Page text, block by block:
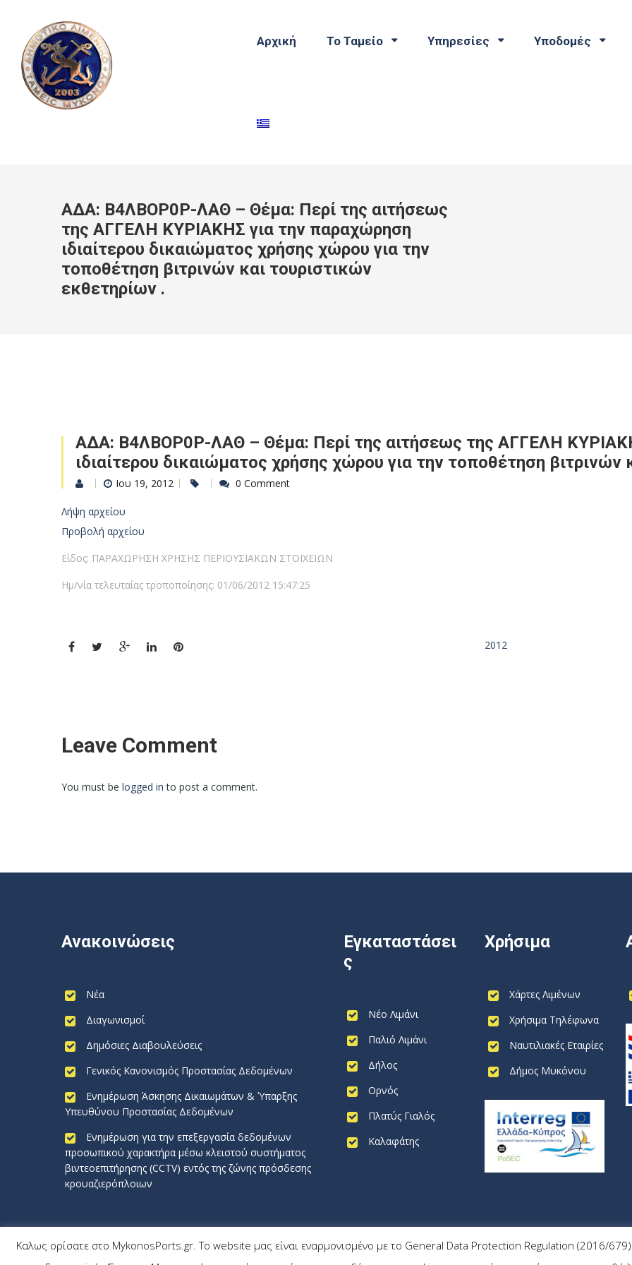
Αρχική Το Ταμείο Υπηρεσίες Υποδομές
ΑΔΑ: Β4ΛΒΟΡ0Ρ-ΛΑΘ – Θέμα: Περί της αιτήσεως
της ΑΓΓΕΛΗ ΚΥΡΙΑΚΗΣ για την παραχώρηση
ιδιαίτερου δικαιώματος χρήσης χώρου για την
τοποθέτηση βιτρινών και τουριστικών
εκθετηρίων .
ΑΔΑ: Β4ΛΒΟΡ0Ρ-ΛΑΘ – Θέμα: Περί της αιτήσεως της ΑΓΓΕΛΗ
ιδιαίτερου δικαιώματος χρήσης χώρου για την τοποθέτηση βιτρινών
Ιου 19, 2012 0 Comment
Λήψη αρχείου
Προβολή αρχείου
Είδος: ΠΑΡΑΧΩΡΗΣΗ ΧΡΗΣΗΣ ΠΕΡΙΟΥΣΙΑΚΩΝ ΣΤΟΙΧΕΙΩΝ
Ημ/νία τελευταίας τροποποίησης: 01/06/2012 15:47:25
2012
Leave Comment
You must be logged in to post a comment.
Ανακοινώσεις
Νέα
Διαγωνισμοί
Δημόσιες Διαβουλεύσεις
Γενικός Κανονισμός Προστασίας Δεδομένων
Ενημέρωση Άσκησης Δικαιωμάτων & Ύπαρξης
Υπευθύνου Προστασίας Δεδομένων
Ενημέρωση για την επεξεργασία δεδομένων
προσωπικού χαρακτήρα μέσω κλειστού συστήματος
βιντεοεπιτήρησης (CCTV) εντός της ζώνης πρόσδεσης
κρουαζιερόπλοιων
Εγκαταστάσει
ς
Νέο Λιμάνι
Παλιό Λιμάνι
Δήλος
Ορνός
Πλατύς Γιαλός
Καλαφάτης
Χρήσιμα
Χάρτες Λιμένων
Χρήσιμα Τηλέφωνα
Ναυτιλιακές Εταιρίες
Δήμος Μυκόνου
Καλως ορίσατε στο MykonosPorts.gr. Το website μας είναι εναρμονισμένο με το General Data Protection Regulation (2016/